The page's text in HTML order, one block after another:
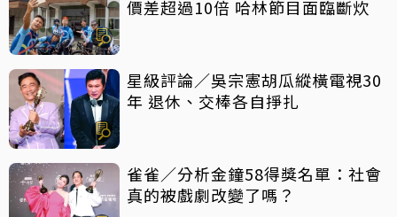
價差超過10倍 哈林節目面臨斷炊
星級評論／吳宗憲胡瓜縱橫電視30
年 退休、交棒各自掙扎
雀雀／分析金鐘58得獎名單：社會
真的被戲劇改變了嗎？